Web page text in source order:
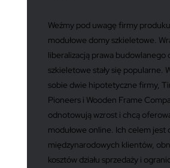
Weźmy pod uwagę firmy
modułowe domy szkieletowe.
liberalizacją prawa budowlanego
szkieletowe stały się popularne.
sobie dwie hipotetyczne firmy,
Pioneers i Wooden Frame
odnotowują wzrost i chcą
modułowe online. Ich celem jest
międzynarodowych klientów,
kosztów działu sprzedaży i